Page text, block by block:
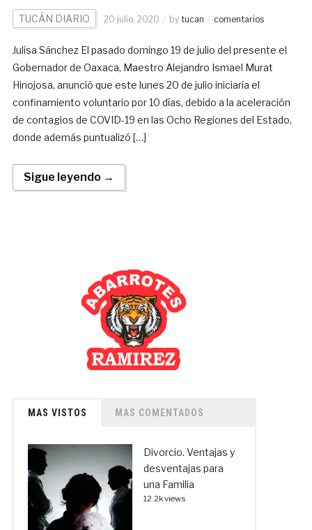
TUCÁN DIARIO 20 julio, 2020 by tucan comentarios
Julisa Sánchez El pasado domingo 19 de julio del presente el
Gobernador de Oaxaca, Maestro Alejandro Ismael Murat
Hinojosa, anunció que este lunes 20 de julio iniciaría el
confinamiento voluntario por 10 días, debido a la aceleración
de contagios de COVID-19 en las Ocho Regiones del Estado,
donde además puntualizó […]
Sigue leyendo →
MAS VISTOS MAS COMENTADOS
Divorcio. Ventajas y
desventajas para
una Familia
12.2k views